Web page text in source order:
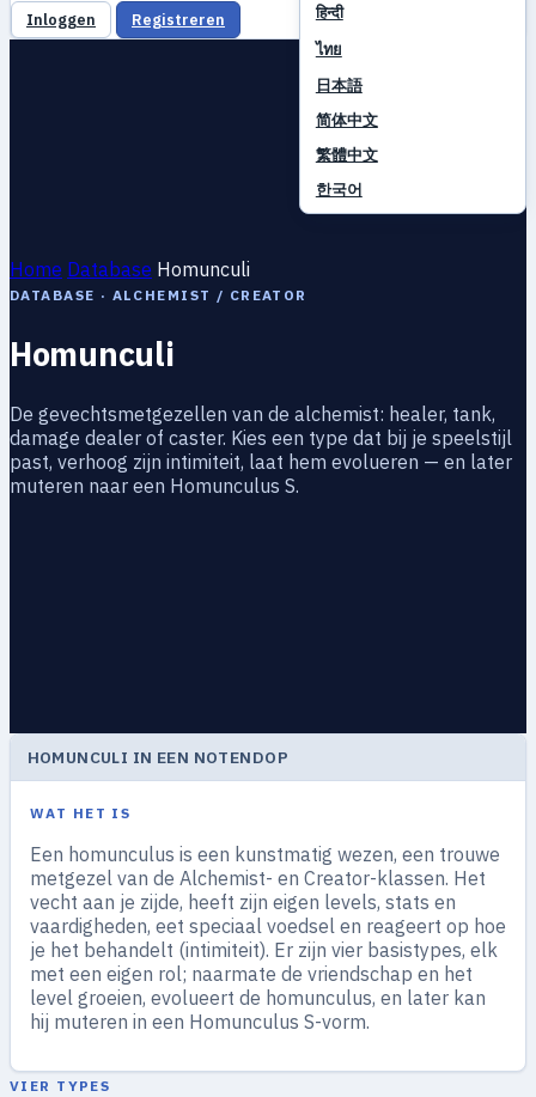
हिन्दी
ไทย
日本語
简体中文
繁體中文
한국어
Inloggen Registreren
Home Database Homunculi
DATABASE · ALCHEMIST / CREATOR
Homunculi
De gevechtsmetgezellen van de alchemist: healer, tank,
damage dealer of caster. Kies een type dat bij je speelstijl
past, verhoog zijn intimiteit, laat hem evolueren — en later
muteren naar een Homunculus S.
HOMUNCULI IN EEN NOTENDOP
WAT HET IS
Een homunculus is een kunstmatig wezen, een trouwe
metgezel van de Alchemist- en Creator-klassen. Het
vecht aan je zijde, heeft zijn eigen levels, stats en
vaardigheden, eet speciaal voedsel en reageert op hoe
je het behandelt (intimiteit). Er zijn vier basistypes, elk
met een eigen rol; naarmate de vriendschap en het
level groeien, evolueert de homunculus, en later kan
hij muteren in een Homunculus S-vorm.
VIER TYPES